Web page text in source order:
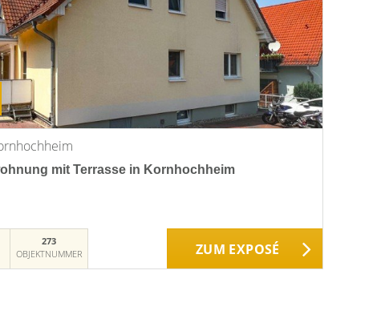
mit Terrasse in Kornhochheim
273
OBJEKTNUMMER
ZUM EXPOSÉ